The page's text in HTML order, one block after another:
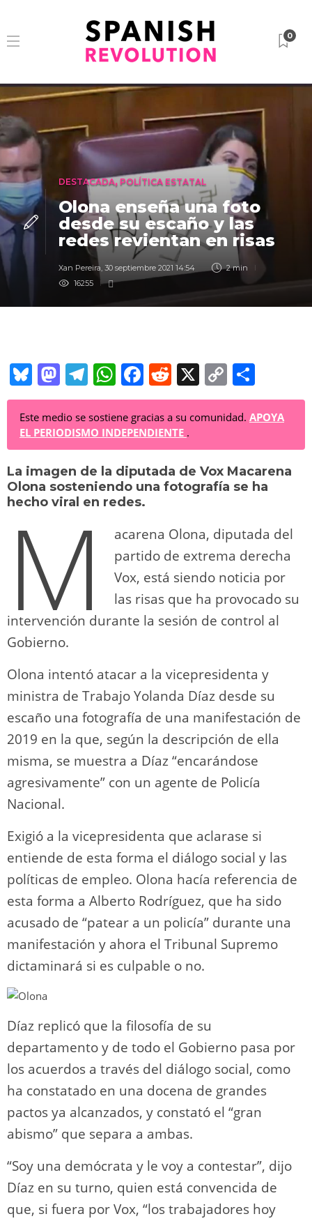
0
DESTACADA, POLÍTICA ESTATAL
Olona enseña una foto
desde su escaño y las
redes revientan en risas
Xan Pereira, 30 septiembre 2021 14:54
2 min
16255
Bl
u
e
sk
y
M
a
st
o
d
o
T
el
e
gr
a
m
W
h
at
s
A
p
F
a
c
e
b
o
k
R
e
d
di
t
X
C
o
p
y
Li
n
o
m
p
ar
tir
Este medio se sostiene gracias a su comunidad. APOYA
EL PERIODISMO INDEPENDIENTE .
La imagen de la diputada de Vox Macarena
Olona sosteniendo una fotografía se ha
hecho viral en redes.
M
acarena Olona, diputada del
partido de extrema derecha
Vox, está siendo noticia por
las risas que ha provocado su
intervención durante la sesión de control al
Gobierno.
Olona intentó atacar a la vicepresidenta y
ministra de Trabajo Yolanda Díaz desde su
escaño una fotografía de una manifestación de
2019 en la que, según la descripción de ella
misma, se muestra a Díaz “encarándose
agresivamente” con un agente de Policía
Nacional.
Exigió a la vicepresidenta que aclarase si
entiende de esta forma el diálogo social y las
políticas de empleo. Olona hacía referencia de
esta forma a Alberto Rodríguez, que ha sido
acusado de “patear a un policía” durante una
manifestación y ahora el Tribunal Supremo
dictaminará si es culpable o no.
Díaz replicó que la filosofía de su
departamento y de todo el Gobierno pasa por
los acuerdos a través del diálogo social, como
ha constatado en una docena de grandes
pactos ya alcanzados, y constató el “gran
abismo” que separa a ambas.
“Soy una demócrata y le voy a contestar”, dijo
Díaz en su turno, quien está convencida de
que, si fuera por Vox, “los trabajadores hoy